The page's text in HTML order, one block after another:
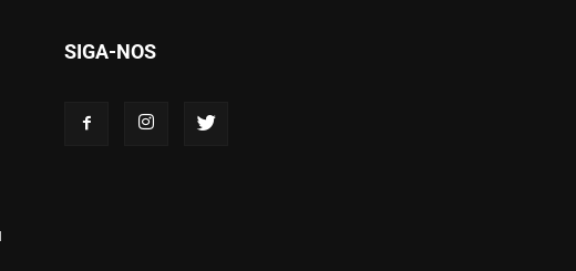
SIGA-NOS